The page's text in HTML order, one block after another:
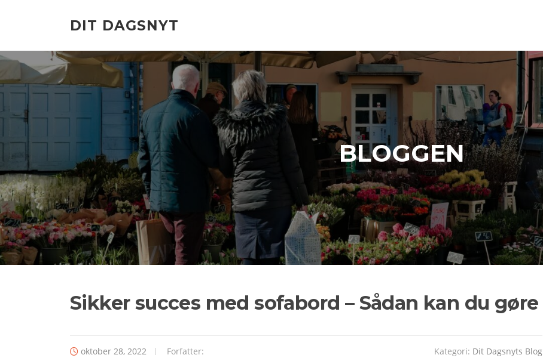
DIT DAGSNYT
BLOGGEN
Sikker succes med sofabord – Sådan kan du gøre
oktober 28, 2022 Forfatter: Kategori: Dit Dagsnyts Blog